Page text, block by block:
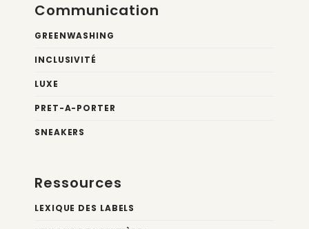
Communication
GREENWASHING
INCLUSIVITÉ
LUXE
PRET-A-PORTER
SNEAKERS
Ressources
LEXIQUE DES LABELS